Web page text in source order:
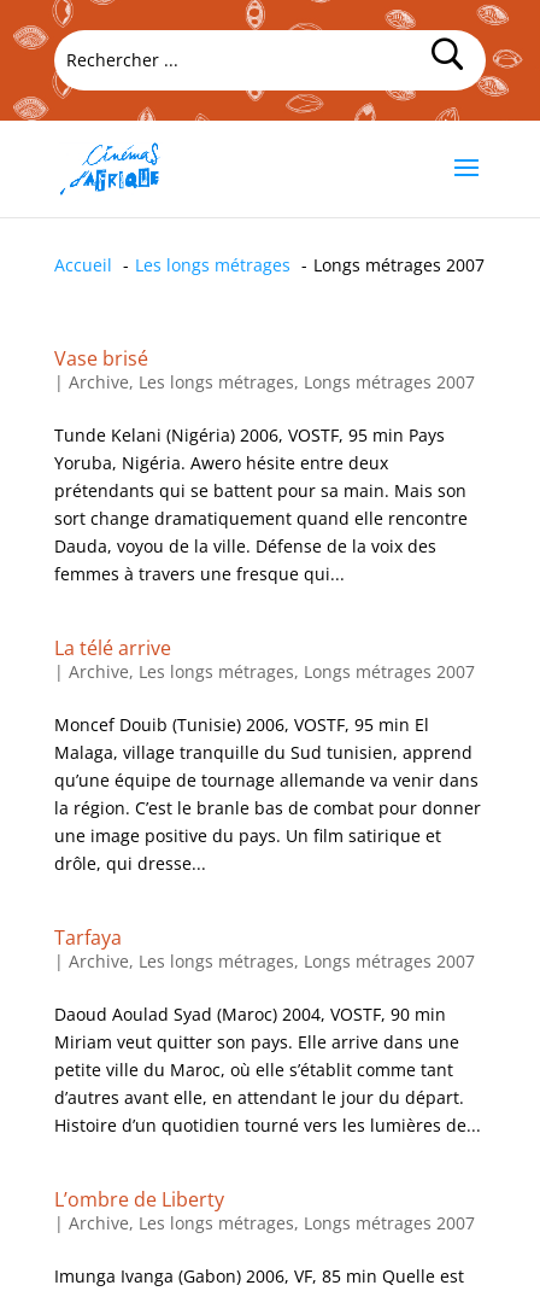
Accueil Les longs métrages Longs métrages 2007
Vase brisé
| Archive, Les longs métrages, Longs métrages 2007
Tunde Kelani (Nigéria) 2006, VOSTF, 95 min Pays
Yoruba, Nigéria. Awero hésite entre deux
prétendants qui se battent pour sa main. Mais son
sort change dramatiquement quand elle rencontre
Dauda, voyou de la ville. Défense de la voix des
femmes à travers une fresque qui...
La télé arrive
| Archive, Les longs métrages, Longs métrages 2007
Moncef Douib (Tunisie) 2006, VOSTF, 95 min El
Malaga, village tranquille du Sud tunisien, apprend
qu’une équipe de tournage allemande va venir dans
la région. C’est le branle bas de combat pour donner
une image positive du pays. Un film satirique et
drôle, qui dresse...
Tarfaya
| Archive, Les longs métrages, Longs métrages 2007
Daoud Aoulad Syad (Maroc) 2004, VOSTF, 90 min
Miriam veut quitter son pays. Elle arrive dans une
petite ville du Maroc, où elle s’établit comme tant
d’autres avant elle, en attendant le jour du départ.
Histoire d’un quotidien tourné vers les lumières de...
L’ombre de Liberty
| Archive, Les longs métrages, Longs métrages 2007
Imunga Ivanga (Gabon) 2006, VF, 85 min Quelle est